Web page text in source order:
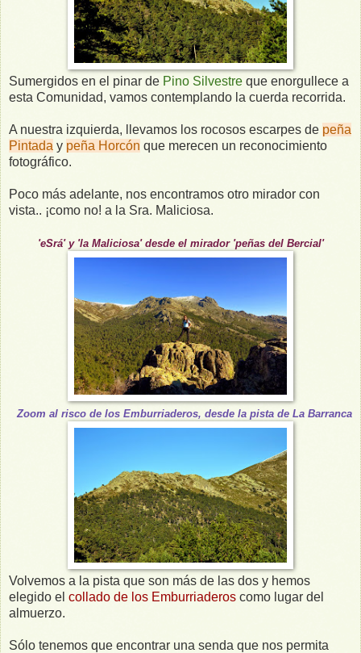
Sumergidos en el pinar de Pino Silvestre que enorgullece a
esta Comunidad, vamos contemplando la cuerda recorrida.
A nuestra izquierda, llevamos los rocosos escarpes de peña
Pintada y peña Horcón que merecen un reconocimiento
fotográfico.
Poco más adelante, nos encontramos otro mirador con
vista.. ¡como no! a la Sra. Maliciosa.
'eSrá' y 'la Maliciosa' desde el mirador 'peñas del Bercial'
Zoom al risco de los Emburriaderos, desde la pista de La Barranca
Volvemos a la pista que son más de las dos y hemos
elegido el collado de los Emburriaderos como lugar del
almuerzo.
Sólo tenemos que encontrar una senda que nos permita